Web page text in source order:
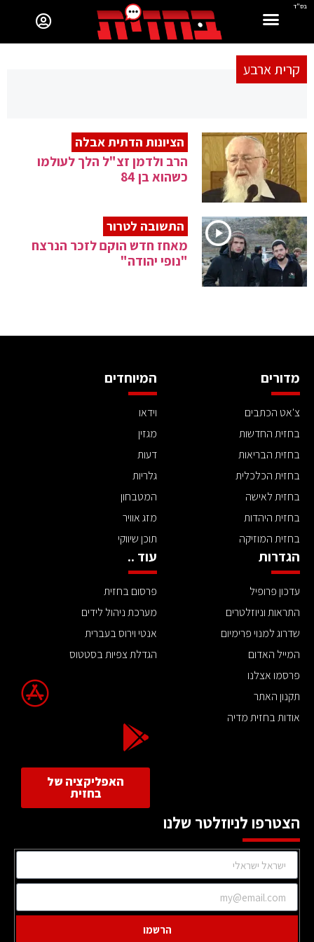
בס"ד
קרית ארבע
הציונות הדתית אבלה
הרב ולדמן זצ"ל הלך לעולמו
כשהוא בן 84
התשובה לטרור
מאחז חדש הוקם לזכר הנרצח
"נופי יהודה"
מדורים
צ'אט הכתבים
בחזית החדשות
בחזית הבריאות
בחזית הכלכלית
בחזית לאישה
בחזית היהדות
בחזית המוזיקה
המיוחדים
וידאו
מגזין
דעות
גלריות
המטבחון
מזג אוויר
תוכן שיווקי
הגדרות
עדכון פרופיל
התראות וניוזלטרים
שדרוג למנוי פרימיום
המייל האדום
פרסמו אצלנו
תקנון האתר
אודות בחזית מדיה
עוד ..
פרסום בחזית
מערכת ניהול לידים
אנטי וירוס בעברית
הגדלת צפיות בסטטוס
האפליקציה של
בחזית
הצטרפו לניוזלטר שלנו
הרשמו